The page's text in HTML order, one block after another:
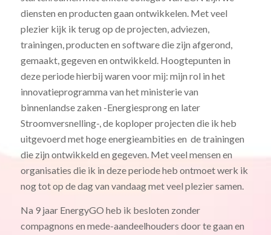
diensten en producten gaan ontwikkelen. Met veel
plezier kijk ik terug op de projecten, adviezen,
trainingen, producten en software die zijn afgerond,
gemaakt, gegeven en ontwikkeld. Hoogtepunten in
deze periode hierbij waren voor mij: mijn rol in het
innovatieprogramma van het ministerie van
binnenlandse zaken -Energiesprong en later
Stroomversnelling-, de koploper projecten die ik heb
uitgevoerd met hoge energieambities en de trainingen
die zijn ontwikkeld en gegeven. Met veel mensen en
organisaties die ik in deze periode heb ontmoet werk ik
nog tot op de dag van vandaag met veel plezier samen.
Na 9 jaar EnergyGO heb ik besloten zonder
compagnons en mede-aandeelhouders door te gaan en